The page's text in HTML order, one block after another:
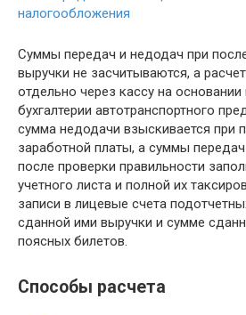
налогообложения
Суммы передач и недодач при
выручки не засчитываются, а
отдельно через кассу на
бухгалтерии автотранспортного
сумма недодачи взыскивается при
заработной платы, а суммы
после проверки правильности
учетного листа и полной их
записи в лицевые счета
сданной ими выручки и сумме
поясных билетов.
Способы расчета